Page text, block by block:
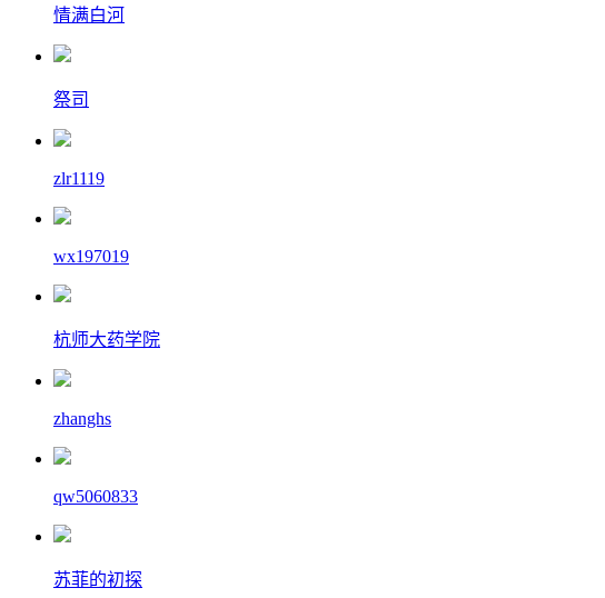
情满白河
祭司
zlr1119
wx197019
杭师大药学院
zhanghs
qw5060833
苏菲的初探